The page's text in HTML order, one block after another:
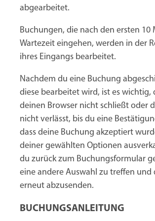
abgearbeitet.
Buchungen, die nach den ersten 10
Wartezeit eingehen, werden in der
ihres Eingangs bearbeitet.
Nachdem du eine Buchung
diese bearbeitet wird, ist es wichtig,
deinen Browser nicht schließt oder
nicht verlässt, bis du eine
dass deine Buchung akzeptiert
deiner gewählten Optionen
du zurück zum Buchungsformular
eine andere Auswahl zu treffen und
erneut abzusenden.
BUCHUNGSANLEITUNG